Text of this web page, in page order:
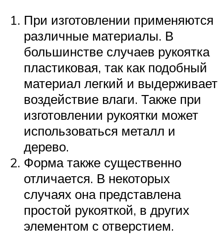
При изготовлении применяются
различные материалы. В
большинстве случаев рукоятка
пластиковая, так как подобный
материал легкий и выдерживает
воздействие влаги. Также при
изготовлении рукоятки может
использоваться металл и
дерево.
Форма также существенно
отличается. В некоторых
случаях она представлена
простой рукояткой, в других
элементом с отверстием.